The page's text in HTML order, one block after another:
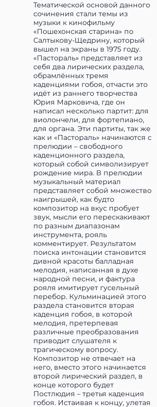
Тематической основой данного
сочинения стали темы из
музыки к кинофильму
«Пошехонская старина» по
Салтыкову-Щедрину, который
вышел на экраны в 1975 году.
«Пастораль» представляет из
себя два лирических раздела,
обрамлённых тремя
каденциями гобоя, отчасти это
идёт из раннего творчества
Юрия Марковича, где он
написал несколько партит: для
виолончели, для фортепиано,
для органа. Эти партиты, так же
как и «Пастораль» начинаются с
прелюдии – свободного
каденционного раздела,
который собой символизирует
рождение мира. В прелюдии
музыкальный материал
представляет собой множество
наигрышей, как будто
композитор на вкус пробует
звук, мысли его перескакивают
по разным диапазонам
инструмента, рояль
комментирует. Результатом
поиска интонации становится
дивной красоты балладная
мелодия, написанная в духе
народной песни, и фактура
рояля имитирует гусельный
перебор. Кульминацией этого
раздела становится вторая
каденция гобоя, в которой
мелодия, претерпевая
различные преобразования
приводит слушателя к
трагическому вопросу.
Композитор не отвечает на
него, вместо этого начинается
второй лирический раздел, в
конце которого будет
Постлюдия – третья каденция
гобоя. Истаивая к концу, улетая